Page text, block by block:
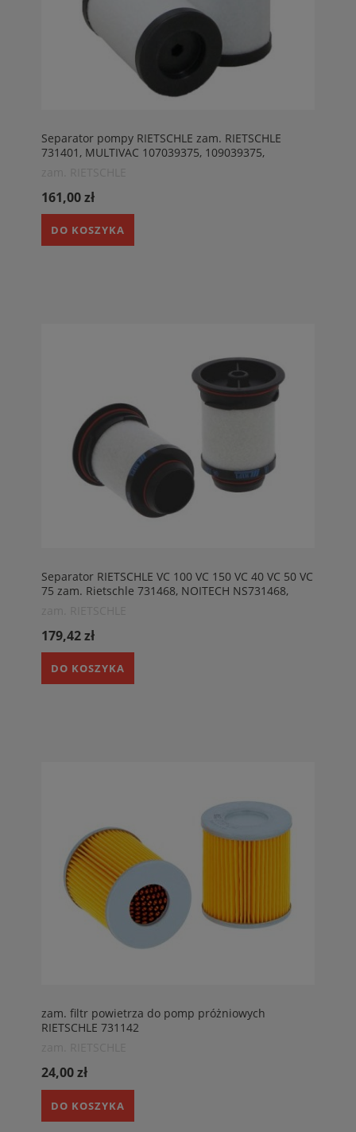
Separator pompy RIETSCHLE zam. RIETSCHLE
731401, MULTIVAC 107039375, 109039375,
161,00 zł
DO KOSZYKA
Separator RIETSCHLE VC 100 VC 150 VC 40 VC 50 VC
75 zam. Rietschle 731468, NOITECH NS731468,
179,42 zł
DO KOSZYKA
zam. filtr powietrza do pomp próżniowych
RIETSCHLE 731142
24,00 zł
DO KOSZYKA